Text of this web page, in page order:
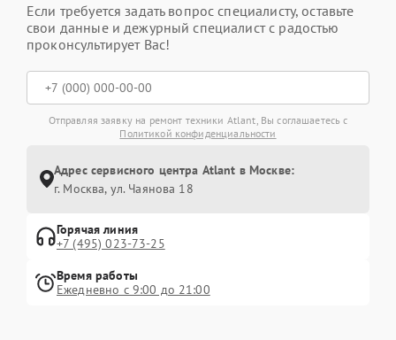
Если требуется задать вопрос специалисту, оставьте
свои данные и дежурный специалист с радостью
проконсультирует Вас!
Отправляя заявку на ремонт техники Atlant, Вы соглашаетесь с
Политикой конфиденциальности
Адрес сервисного центра Atlant в Москве:
г. Москва, ул. Чаянова 18
Горячая линия
+7 (495) 023-73-25
Время работы
Ежедневно с 9:00 до 21:00